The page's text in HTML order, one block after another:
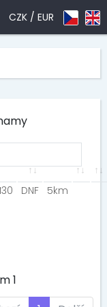
CZK / EUR
DNF 5km
1